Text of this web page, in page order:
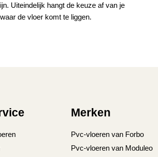
Uiteindelijk hangt de keuze af van je
de vloer komt te liggen.
Merken
Pvc-vloeren van Forbo
Pvc-vloeren van Moduleo